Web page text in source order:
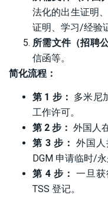
法化的出生证明
证明、学习/经验
所需文件（招聘
信函等。
简化流程：
第 1 步： 多米尼
工作许可。
第 2 步： 外国人
第 3 步： 外国
DGM 申请临时/永
第 4 步： 一旦
TSS 登记。